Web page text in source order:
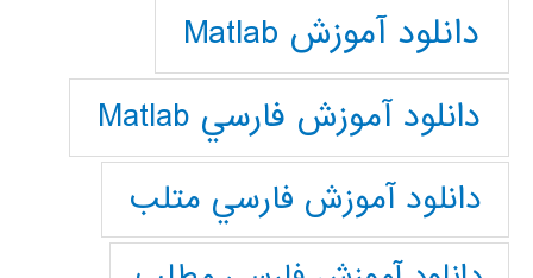
دانلود آموزش Matlab
دانلود آموزش فارسي Matlab
دانلود آموزش فارسي متلب